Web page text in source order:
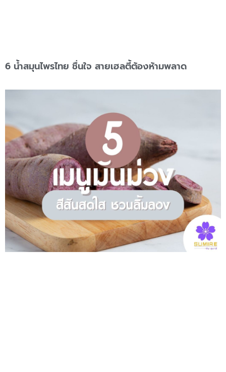
6 น้ำสมุนไพรไทย ชื่นใจ สายเฮลตี้ต้องห้ามพลาด